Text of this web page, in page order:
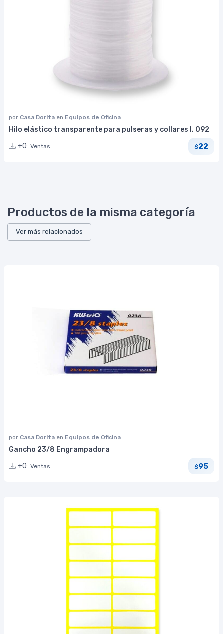
por Casa Dorita en Equipos de Oficina
Hilo elástico transparente para pulseras y collares I. 092
+0 Ventas $22
Productos de la misma categoría
Ver más relacionados
por Casa Dorita en Equipos de Oficina
Gancho 23/8 Engrampadora
+0 Ventas $95